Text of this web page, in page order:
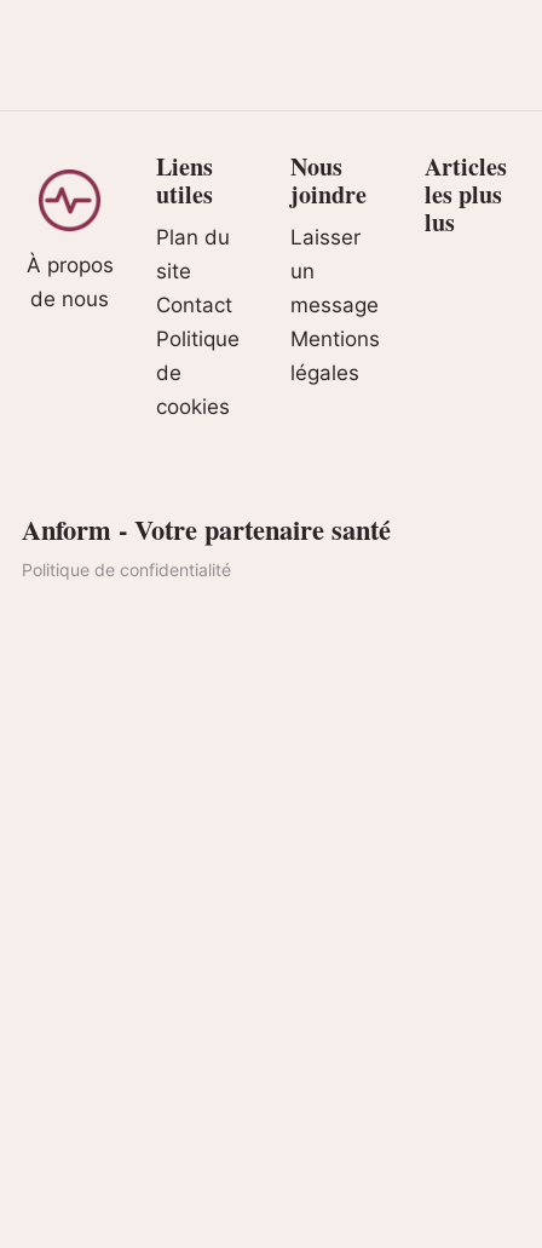
À propos
de nous
Liens
utiles
Plan du
site
Contact
Politique
de
cookies
Nous
joindre
Laisser
un
message
Mentions
légales
Articles
les plus
lus
Anform - Votre partenaire santé
Politique de confidentialité